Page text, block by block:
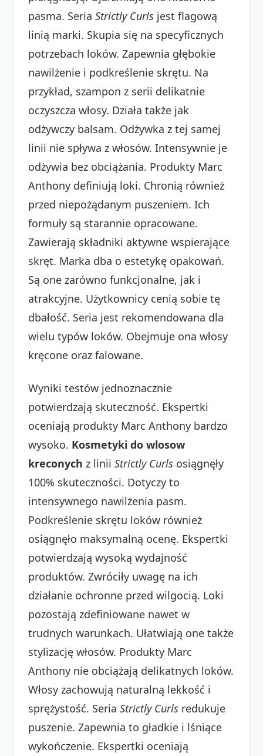
pasma. Seria Strictly Curls jest flagową
linią marki. Skupia się na specyficznych
potrzebach loków. Zapewnia głębokie
nawilżenie i podkreślenie skrętu. Na
przykład, szampon z serii delikatnie
oczyszcza włosy. Działa także jak
odżywczy balsam. Odżywka z tej samej
linii nie spływa z włosów. Intensywnie je
odżywia bez obciążania. Produkty Marc
Anthony definiują loki. Chronią również
przed niepożądanym puszeniem. Ich
formuły są starannie opracowane.
Zawierają składniki aktywne wspierające
skręt. Marka dba o estetykę opakowań.
Są one zarówno funkcjonalne, jak i
atrakcyjne. Użytkownicy cenią sobie tę
dbałość. Seria jest rekomendowana dla
wielu typów loków. Obejmuje ona włosy
kręcone oraz falowane.
Wyniki testów jednoznacznie
potwierdzają skuteczność. Ekspertki
oceniają produkty Marc Anthony bardzo
wysoko. Kosmetyki do wlosow
kreconych z linii Strictly Curls osiągnęły
100% skuteczności. Dotyczy to
intensywnego nawilżenia pasm.
Podkreślenie skrętu loków również
osiągnęło maksymalną ocenę. Ekspertki
potwierdzają wysoką wydajność
produktów. Zwróciły uwagę na ich
działanie ochronne przed wilgocią. Loki
pozostają zdefiniowane nawet w
trudnych warunkach. Ułatwiają one także
stylizację włosów. Produkty Marc
Anthony nie obciążają delikatnych loków.
Włosy zachowują naturalną lekkość i
sprężystość. Seria Strictly Curls redukuje
puszenie. Zapewnia to gładkie i lśniące
wykończenie. Ekspertki oceniają